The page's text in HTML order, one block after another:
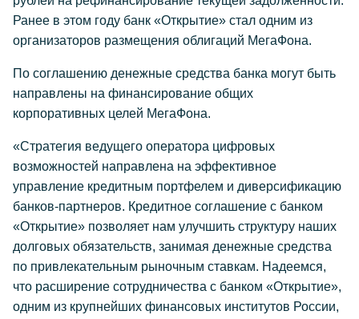
Ранее в этом году банк «Открытие» стал одним из
организаторов размещения облигаций МегаФона.
По соглашению денежные средства банка могут быть
направлены на финансирование общих
корпоративных целей МегаФона.
«Стратегия ведущего оператора цифровых
возможностей направлена на эффективное
управление кредитным портфелем и диверсификацию
банков-партнеров. Кредитное соглашение с банком
«Открытие» позволяет нам улучшить структуру наших
долговых обязательств, занимая денежные средства
по привлекательным рыночным ставкам. Надеемся,
что расширение сотрудничества с банком «Открытие»,
одним из крупнейших финансовых институтов России,